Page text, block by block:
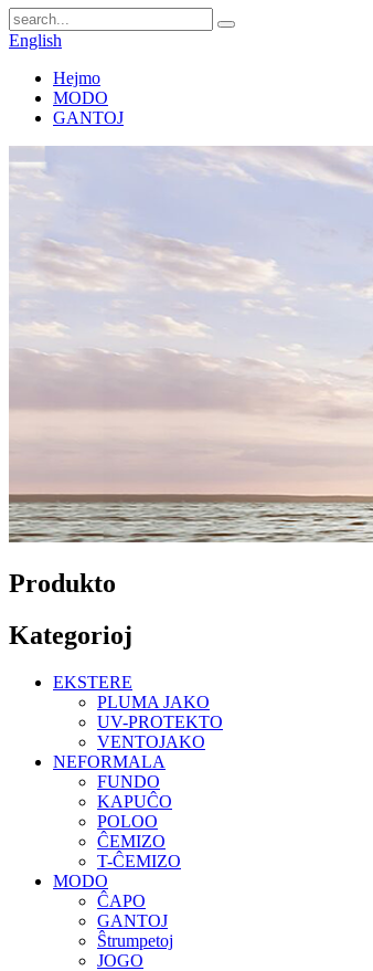
English
Hejmo
MODO
GANTOJ
Produkto
Kategorioj
EKSTERE
PLUMA JAKO
UV-PROTEKTO
VENTOJAKO
NEFORMALA
FUNDO
KAPUĈO
POLOO
ĈEMIZO
T-ĈEMIZO
MODO
ĈAPO
GANTOJ
Ŝtrumpetoj
JOGO